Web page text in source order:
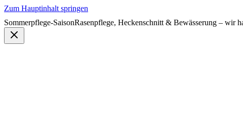
Zum Hauptinhalt springen
Sommerpflege-SaisonRasenpflege, Heckenschnitt & Bewässerung – wir